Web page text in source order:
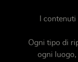
I
Ogni tipo di
ogni luogo,